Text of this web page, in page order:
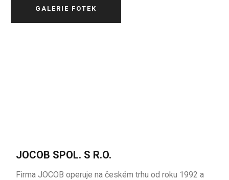
GALERIE FOTEK
JOCOB SPOL. S R.O.
Firma JOCOB operuje na českém trhu od roku 1992 a